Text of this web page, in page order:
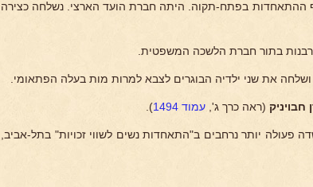
ההתאחדות בפתח-תקוה. היתה חברת הועד הארצי. נשלחה כצירה
בתור חברת הלשכה המשפטית.
את שני ילדיה הבוגרים לצבא למרות מות בעלה הפתאומי.
חבויניק (ראה כרך ג', עמוד 1494 ).
פעולה יותר נרחבים ב"התאחדות נשים לשווי זכויות" בתל-אביב,